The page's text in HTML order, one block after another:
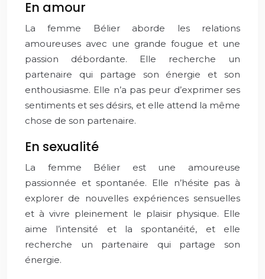
En amour
La femme Bélier aborde les relations
amoureuses avec une grande fougue et une
passion débordante. Elle recherche un
partenaire qui partage son énergie et son
enthousiasme. Elle n’a pas peur d’exprimer ses
sentiments et ses désirs, et elle attend la même
chose de son partenaire.
En sexualité
La femme Bélier est une amoureuse
passionnée et spontanée. Elle n’hésite pas à
explorer de nouvelles expériences sensuelles
et à vivre pleinement le plaisir physique. Elle
aime l’intensité et la spontanéité, et elle
recherche un partenaire qui partage son
énergie.